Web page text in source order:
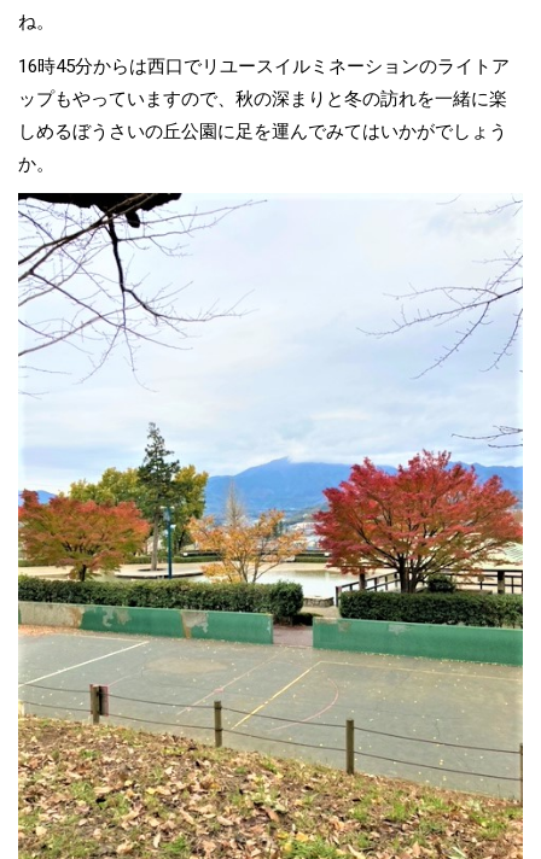
ね。
16時45分からは西口でリユースイルミネーションのライトア
ップもやっていますので、秋の深まりと冬の訪れを一緒に楽
しめるぼうさいの丘公園に足を運んでみてはいかがでしょう
か。